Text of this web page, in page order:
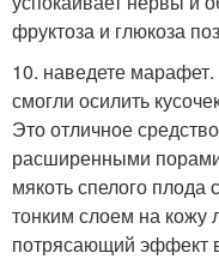
фруктоза и глюкоза
10. наведете
смогли осилить
Это отличное
расширенными
мякоть спелого
тонким слоем на кожу
потрясающий эффект